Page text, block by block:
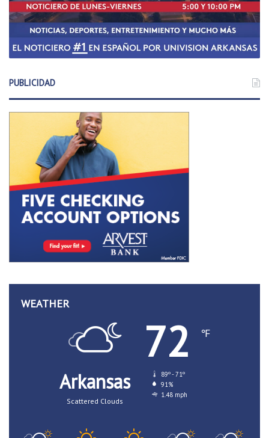
PUBLICIDAD
WEATHER
Arkansas
Scattered Clouds
72 ℉
89º - 71º
91%
1.48 mph